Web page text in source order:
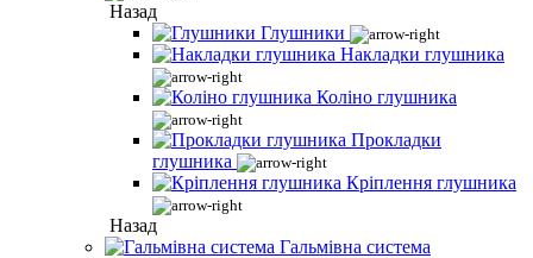
Назад
Глушники
Накладки глушника
Коліно глушника
Прокладки
глушника
Кріплення глушника
Назад
Гальмівна система